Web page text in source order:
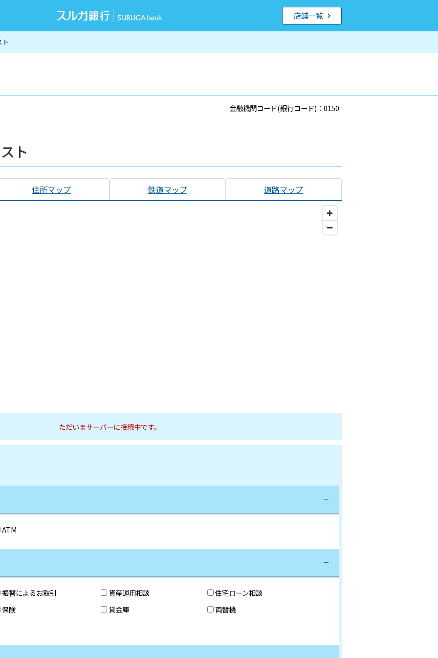
ト
店舗一覧
金融機関コード(銀行コード)：0150
ト
住所マップ 鉄道マップ 道路マップ
ただいまサーバーに接続中です。
ATM
振替によるお取引 資産運用相談
住宅ローン相談
保険 貸金庫
両替機